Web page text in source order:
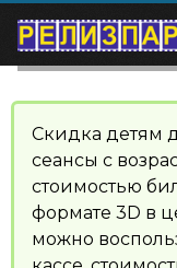
Скидка детям
сеансы с
стоимостью
формате 3D в
можно